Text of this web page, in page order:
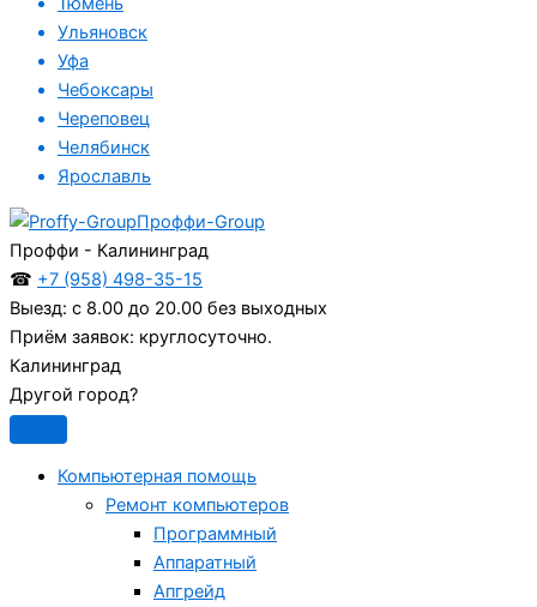
Ульяновск
Уфа
Чебоксары
Череповец
Челябинск
Ярославль
Проффи-Group
Проффи - Калининград
☎ +7 (958) 498-35-15
Выезд: с 8.00 до 20.00 без выходных
Приём заявок: круглосуточно.
Калининград
Другой город?
Компьютерная помощь
Ремонт компьютеров
Программный
Аппаратный
Апгрейд